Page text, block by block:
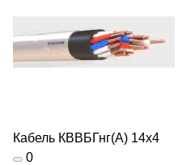
Кабель КВВБГнг(А) 14х4
0